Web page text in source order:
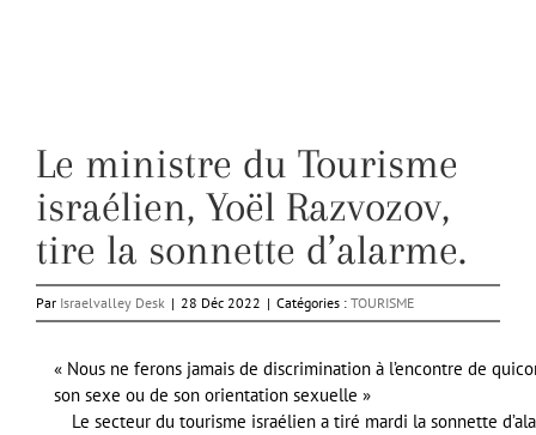
Le ministre du Tourisme
israélien, Yoël Razvozov,
tire la sonnette d’alarme.
Par Israelvalley Desk | 28 Déc 2022 | Catégories : TOURISME
« Nous ne ferons jamais de discrimination à l’encontre de
son sexe ou de son orientation sexuelle »
Le secteur du tourisme israélien a tiré mardi la sonnette